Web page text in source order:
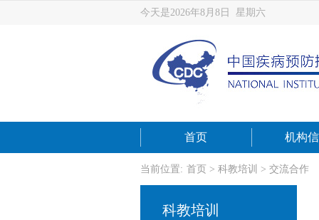
今天是2026年8月8日 星期六
首页 机构
当前位置: 首页 > 科教培训 > 交流合作
科教培训